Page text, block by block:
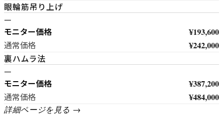
眼輪筋吊り上げ
—
モニター価格 ¥193,600
通常価格 ¥242,000
裏ハムラ法
—
モニター価格 ¥387,200
通常価格 ¥484,000
詳細ページを見る →